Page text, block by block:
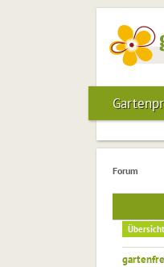
Forum
Übersicht